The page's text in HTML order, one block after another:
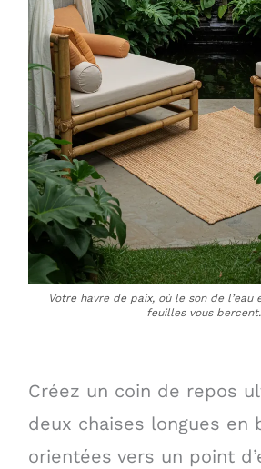
Votre havre de paix, où le son de
feuilles vous bercent.
Créez un coin de repos
deux chaises longues en
orientées vers un point